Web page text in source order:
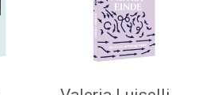
KIES :)